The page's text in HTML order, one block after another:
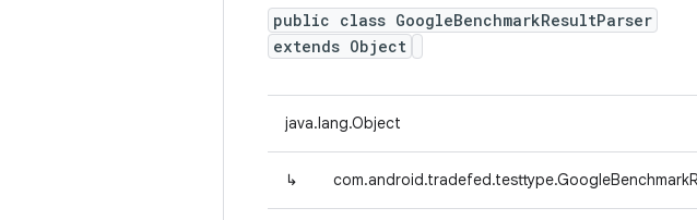
public class GoogleBenchmarkResultParser
extends Object
java.lang.Object
↳